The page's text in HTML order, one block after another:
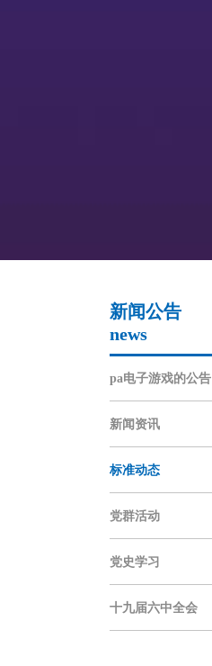
新闻公告
news
pa电子游戏的公告
新闻资讯
标准动态
党群活动
党史学习
十九届六中全会